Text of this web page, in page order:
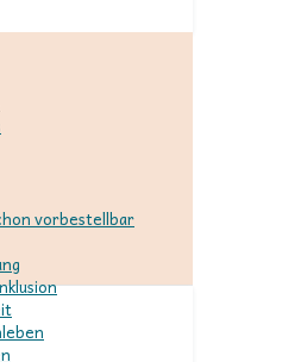
vorbestellbar